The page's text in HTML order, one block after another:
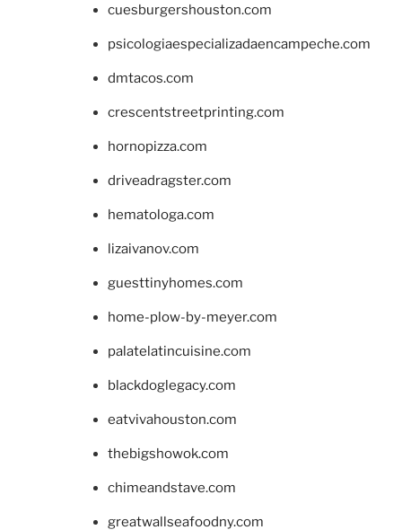
cuesburgershouston.com
psicologiaespecializadaencampeche.com
dmtacos.com
crescentstreetprinting.com
hornopizza.com
driveadragster.com
hematologa.com
lizaivanov.com
guesttinyhomes.com
home-plow-by-meyer.com
palatelatincuisine.com
blackdoglegacy.com
eatvivahouston.com
thebigshowok.com
chimeandstave.com
greatwallseafoodny.com